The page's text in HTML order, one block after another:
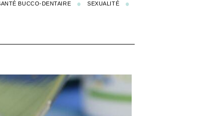
BUCCO-DENTAIRE SEXUALITÉ